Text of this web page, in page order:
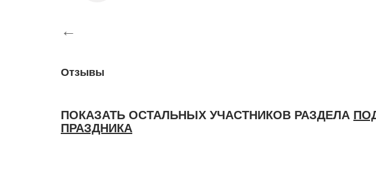
←
Отзывы
ПОКАЗАТЬ ОСТАЛЬНЫХ УЧАСТНИКОВ РАЗДЕЛА
ПРАЗДНИКА